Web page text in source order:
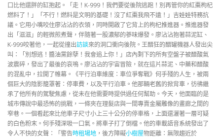
口比他還胖的缸抱起。「走！K-999！我們要從後院逃跑！別再管你的紅棗枸杞
燃料了！」「不行！燃料是文明的基礎！沒了紅棗我飛不遠！」吉娃娃特務抗
議。它用小嘴咬住廖沾沾的衣領，同時開啟了它背上的枸杞推進器。推進器發
出「滋滋」的輕微煎煮聲，伴隨著一股濃郁的蔘味爆發。廖沾沾抱著蒜泥缸、
K-999咬著他，一起從撞出訪談來的洞口衝向後院。王醋狂的醋罐機器人發出尖
叫：「別想逃！醬油黨餘孽！我會追上你！」店內剩下的所有空盤子被醋酸氣
波震碎，發出了最後的哀鳴。廖沾沾的宇宙冒險，就在這片蒜泥、中藥和醋酸
的混亂中，拉開了帷幕。《平行泊車維度：車位爭奪戰》何手殘的人生，被兩
個巨大的陰影籠罩著：停車費，以及平行泊車。他那輛老舊的掀背車，彷彿繼
承了他所有的駕駛焦慮，從未在他需要時提供過任何幫助。今天，他面臨的是
城市傳說中最恐怖的挑戰，一條夾在理髮店與一間專賣金屬雕像的畫廊之間的
窄巷。一個看起來比他車子尺寸小上三十公分的停車格，上面還灑著一層可疑
的白色粉末。何手殘深吸一口氣。將車子打了倒檔。他的車載語音系統發出了
令人不快的女聲：「警告時租場地 ，後方障礙小樹屋物距離：無限趨近於